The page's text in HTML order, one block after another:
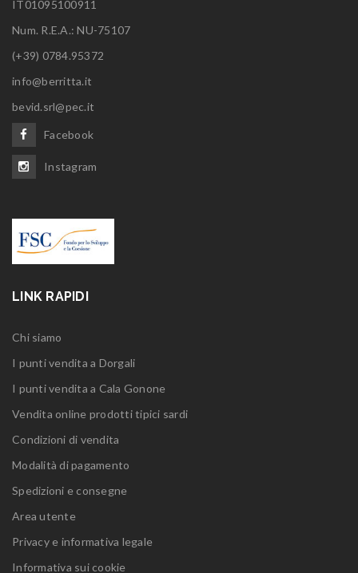
IT01095100911
Num. R.E.A.: NU-75107
(+39) 0784.95372
info@berritta.it
bevid.srl@pec.it
Facebook
Instagram
LINK RAPIDI
Chi siamo
I punti vendita a Dorgali
I punti vendita a Cala Gonone
Vendita online prodotti tipici sardi
Condizioni di vendita
Modalità di pagamento
Spedizioni e consegne
Area utente
Privacy e informativa legale
Informativa sui cookie